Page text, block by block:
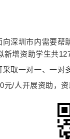
向深圳市内需要帮
增资助学生共127
取一对一、一对
元/人开展资助，